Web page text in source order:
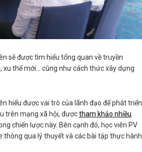
sẽ được tìm hiểu tổng quan về truyền
xu thế mới… cũng như cách thức xây dựng
hiểu được vai trò của lãnh đạo để phát triển
trên mạng xã hội, đượctham khảo nhiều
chiến lược này. Bên cạnh đó, học viên PV
thông qua lý thuyết và các bài tập thực hành